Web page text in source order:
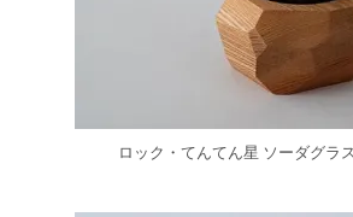
ロック・てんてん星 ソーダグラ